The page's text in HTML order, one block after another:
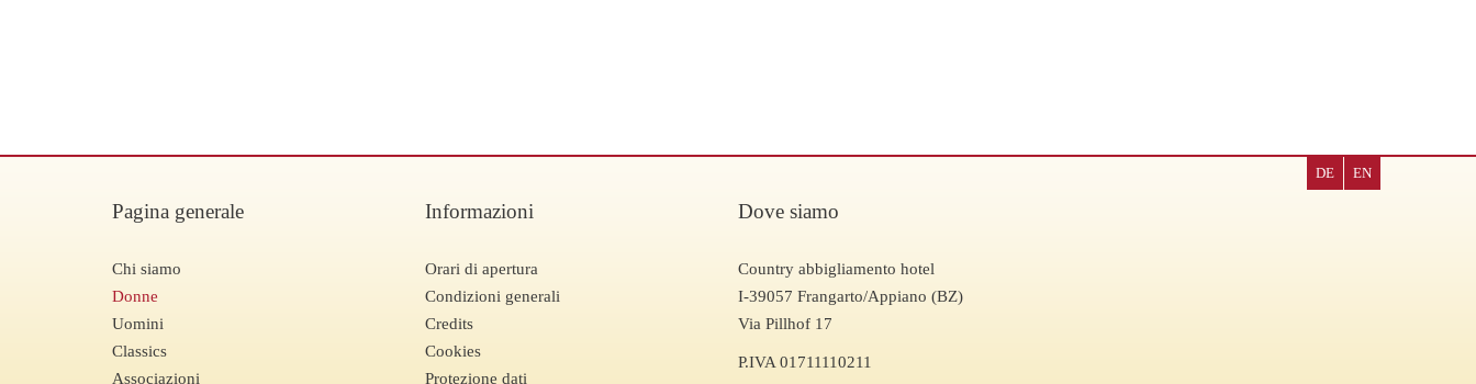
DE EN
Pagina generale
Chi siamo
Donne
Uomini
Classics
Associazioni
Informazioni
Orari di apertura
Condizioni generali
Credits
Cookies
Protezione dati
Dove siamo
Country abbigliamento hotel
I-39057 Frangarto/Appiano (BZ)
Via Pillhof 17
P.IVA 01711110211